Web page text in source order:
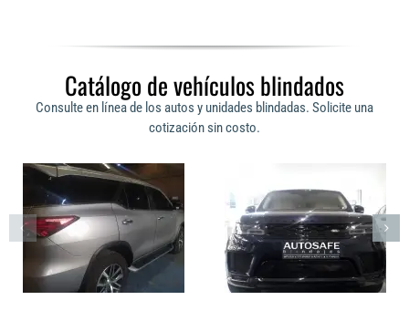
Catálogo de vehículos blindados
Consulte en línea de los autos y unidades blindadas. Solicite una
cotización sin costo.
DISCOVERY
RANGE ROVER
SPORT
DETALLES
TOYOTA LAND
CRUISER VDJ
76L
DETALLES